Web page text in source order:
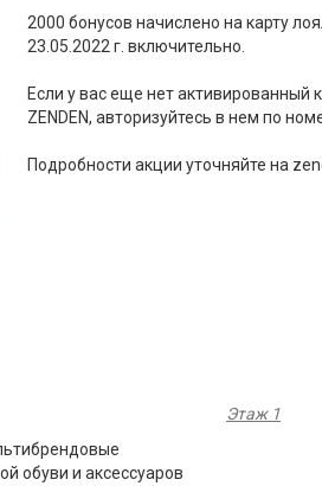
2000 бонусов начислено на карту
23.05.2022 г. включительно.
Если у вас еще нет активированный
ZENDEN, авторизуйтесь в нем по
Подробности акции уточняйте на
обуви и аксессуаров
Этаж 1